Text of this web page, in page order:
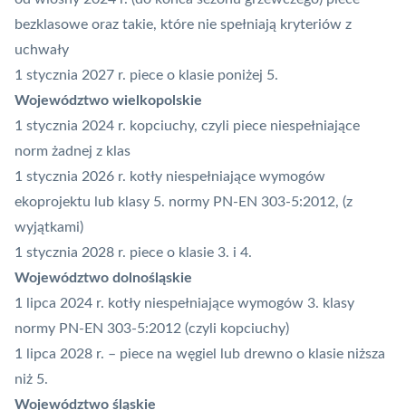
bezklasowe oraz takie, które nie spełniają kryteriów z
uchwały
1 stycznia 2027 r. piece o klasie poniżej 5.
Województwo wielkopolskie
1 stycznia 2024 r. kopciuchy, czyli piece niespełniające
norm żadnej z klas
1 stycznia 2026 r. kotły niespełniające wymogów
ekoprojektu lub klasy 5. normy PN-EN 303-5:2012, (z
wyjątkami)
1 stycznia 2028 r. piece o klasie 3. i 4.
Województwo dolnośląskie
1 lipca 2024 r. kotły niespełniające wymogów 3. klasy
normy PN-EN 303-5:2012 (czyli kopciuchy)
1 lipca 2028 r. – piece na węgiel lub drewno o klasie niższa
niż 5.
Województwo śląskie